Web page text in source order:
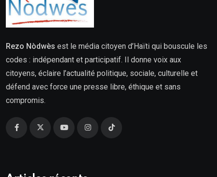
Rezo Nòdwès est le média citoyen d’Haïti qui bouscule les
codes : indépendant et participatif. Il donne voix aux
citoyens, éclaire l’actualité politique, sociale, culturelle et
défend avec force une presse libre, éthique et sans
compromis.